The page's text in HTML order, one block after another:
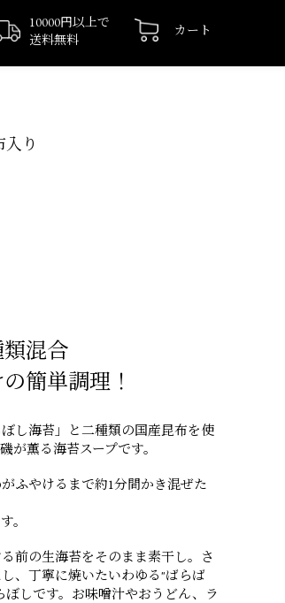
10000円以上で
送料無料
カート
り
混合
簡単調理！
し海苔」と二種類の国産昆布を使
が薫る海苔スープです。
ふやけるまで約1分間かき混ぜた
。
前の生海苔をそのまま素干し。さ
、丁寧に焼いたいわゆる"ばらば
ぼしです。お味噌汁やおうどん、ラ